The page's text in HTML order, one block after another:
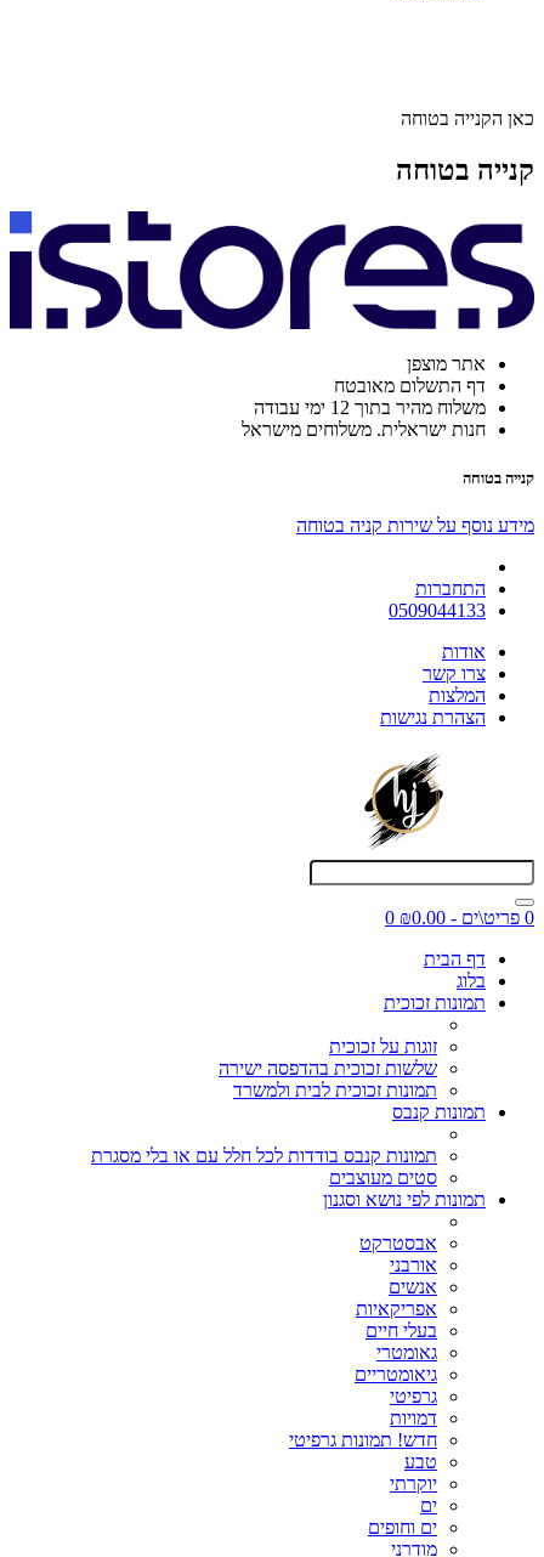
כאן הקנייה בטוחה
קנייה בטוחה
אתר מוצפן
דף התשלום מאובטח
משלוח מהיר בתוך 12 ימי עבודה
חנות ישראלית. משלוחים מישראל
קנייה בטוחה
מידע נוסף על שירות קניה בטוחה
התחברות
0509044133
אודות
צרו קשר
המלצות
הצהרת נגישות
0 פריט\ים - ₪0.00
0
דף הבית
בלוג
תמונות זכוכית
זוגות על זכוכית
שלשות זכוכית בהדפסה ישירה
תמונות זכוכית לבית ולמשרד
תמונות קנבס
תמונות קנבס בודדות לכל חלל עם או בלי מסגרת
סטים מעוצבים
תמונות לפי נושא וסגנון
אבסטרקט
אורבני
אנשים
אפריקאיות
בעלי חיים
גאומטרי
גיאומטריים
גרפיטי
דמויות
חדש! תמונות גרפיטי
טבע
יוקרתי
ים
ים וחופים
מודרני